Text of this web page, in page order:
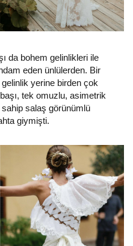
da bohem gelinlikleri ile
eden ünlülerden. Bir
yerine birden çok
tek omuzlu, asimetrik
salaş görünümlü
giymişti.